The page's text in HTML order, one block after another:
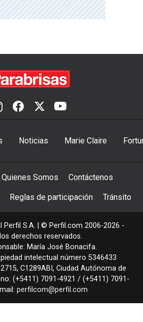
Noticias Marie Claire
Quienes Somos Contáctenos
Reglas de participación Tránsito
Perfil S.A. | © Perfil.com 2006-2026 -
derechos reservados.
María José Bonacifa.
intelectual número 5346433
, C1289ABI , Ciudad Autónoma de
(+5411) 7091-4921 / (+5411) 7091-
perfilcom@perfil.com